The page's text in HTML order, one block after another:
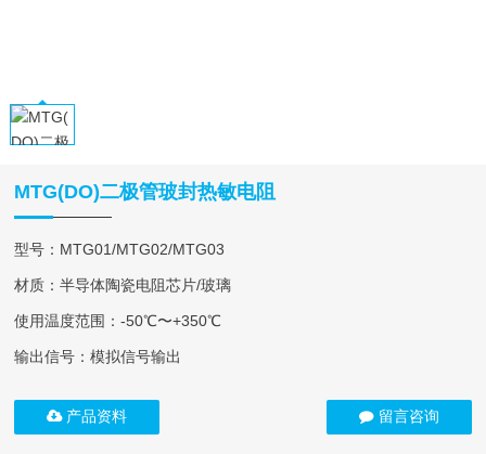
MTG(DO)二极管玻封热敏电阻
型号：MTG01/MTG02/MTG03
材质：半导体陶瓷电阻芯片/玻璃
使用温度范围：-50℃〜+350℃
输出信号：模拟信号输出
产品资料 留言咨询